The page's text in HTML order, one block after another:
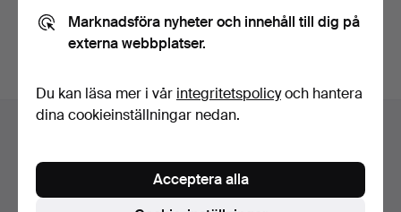
Du kan också söka ivårt arkiv med avslutade auktioner
Sidfotsnavigation
Marknadsföra nyheter och innehåll till dig på
externa webbplatser.
Du kan läsa mer i vår integritetspolicyoch hantera
dina cookieinställningar nedan.
Acceptera alla